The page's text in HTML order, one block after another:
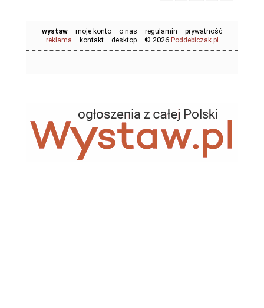
wystaw moje konto o nas regulamin
prywatność
reklama
kontakt desktop © 2026 Poddebiczak.pl